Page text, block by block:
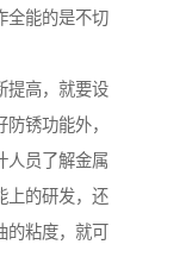
全能的是不切
提高，就要设
锈功能外，
人员了解金属
上的研发，还
粘度，就可